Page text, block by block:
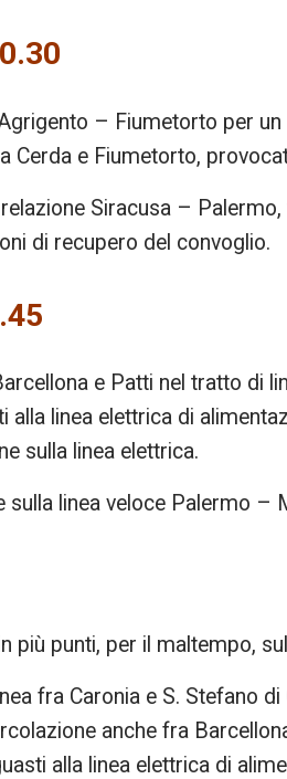
– Fiumetorto per un
Cerda e Fiumetorto,
Siracusa –
di recupero del convoglio.
e Patti nel tratto di
alla linea elettrica di
sulla linea elettrica.
linea veloce Palermo –
più punti, per il maltempo,
fra Caronia e S. Stefano
anche fra
alla linea elettrica di